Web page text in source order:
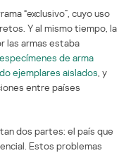
“exclusivo”, cuyo uso
Y al mismo tiempo, la
las armas estaba
de arma
ejemplares aislados , y
entre países
dos partes: el país que
Estos problemas